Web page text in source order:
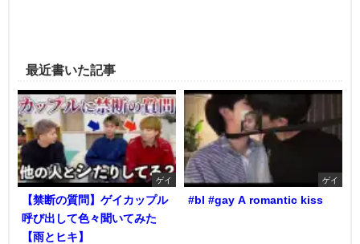
最近書いた記事
ゲイ
【禁断の質問】ゲイカップル
呼び出して色々聞いてみた
【雨とヒキ】
ゲイ
#bl #gay A romantic kiss